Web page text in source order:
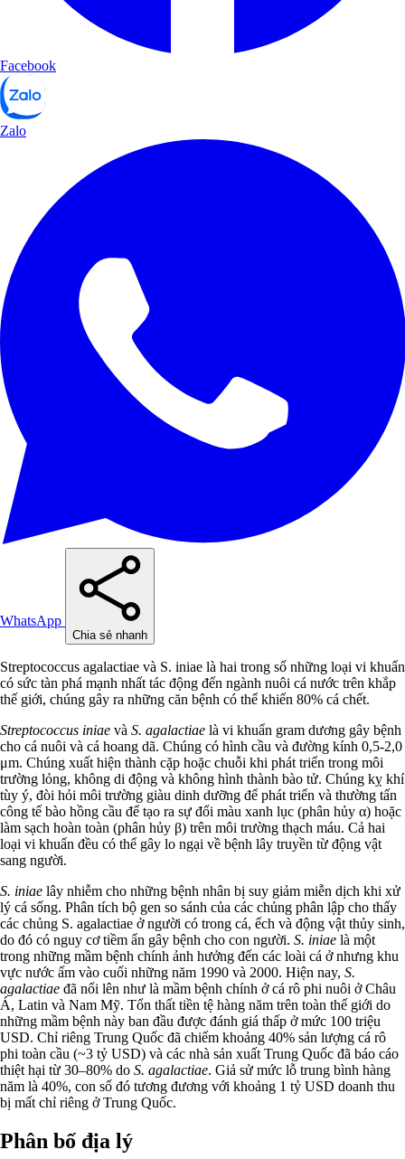
Facebook
Zalo
WhatsApp
Chia sẻ nhanh
Streptococcus agalactiae và S. iniae là hai trong số những loại vi khuẩn
có sức tàn phá mạnh nhất tác động đến ngành nuôi cá nước trên khắp
thế giới, chúng gây ra những căn bệnh có thể khiến 80% cá chết.
Streptococcus iniae và S. agalactiae là vi khuẩn gram dương gây bệnh
cho cá nuôi và cá hoang dã. Chúng có hình cầu và đường kính 0,5-2,0
μm. Chúng xuất hiện thành cặp hoặc chuỗi khi phát triển trong môi
trường lỏng, không di động và không hình thành bào tử. Chúng kỵ khí
tùy ý, đòi hỏi môi trường giàu dinh dưỡng để phát triển và thường tấn
công tế bào hồng cầu để tạo ra sự đổi màu xanh lục (phân hủy α) hoặc
làm sạch hoàn toàn (phân hủy β) trên môi trường thạch máu. Cả hai
loại vi khuẩn đều có thể gây lo ngại về bệnh lây truyền từ động vật
sang người.
S. iniae lây nhiễm cho những bệnh nhân bị suy giảm miễn dịch khi xử
lý cá sống. Phân tích bộ gen so sánh của các chủng phân lập cho thấy
các chủng S. agalactiae ở người có trong cá, ếch và động vật thủy sinh,
do đó có nguy cơ tiềm ẩn gây bệnh cho con người. S. iniae là một
trong những mầm bệnh chính ảnh hưởng đến các loài cá ở nhưng khu
vực nước ấm vào cuối những năm 1990 và 2000. Hiện nay, S.
agalactiae đã nổi lên như là mầm bệnh chính ở cá rô phi nuôi ở Châu
Á, Latin và Nam Mỹ. Tổn thất tiền tệ hàng năm trên toàn thế giới do
những mầm bệnh này ban đầu được đánh giá thấp ở mức 100 triệu
USD. Chỉ riêng Trung Quốc đã chiếm khoảng 40% sản lượng cá rô
phi toàn cầu (~3 tỷ USD) và các nhà sản xuất Trung Quốc đã báo cáo
thiệt hại từ 30–80% do S. agalactiae. Giả sử mức lỗ trung bình hàng
năm là 40%, con số đó tương đương với khoảng 1 tỷ USD doanh thu
bị mất chỉ riêng ở Trung Quốc.
Phân bố địa lý